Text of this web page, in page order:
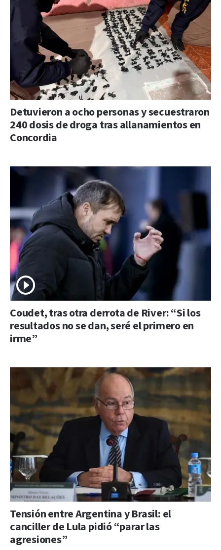
Detuvieron a ocho personas y secuestraron
240 dosis de droga tras allanamientos en
Concordia
Coudet, tras otra derrota de River: “Si los
resultados no se dan, seré el primero en
irme”
Tensión entre Argentina y Brasil: el
canciller de Lula pidió “parar las
agresiones”